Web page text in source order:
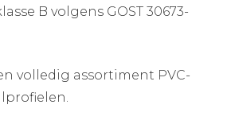
B volgens GOST 30673-
volledig assortiment PVC-